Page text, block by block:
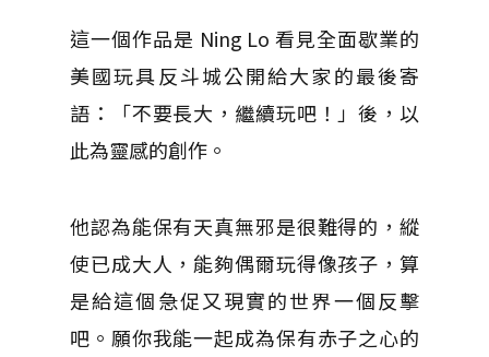
這一個作品是 Ning Lo 看見全面歇業的
美國玩具反斗城公開給大家的最後寄
語：「不要長大，繼續玩吧！」後，以
此為靈感的創作。
他認為能保有天真無邪是很難得的，縱
使已成大人，能夠偶爾玩得像孩子，算
是給這個急促又現實的世界一個反擊
吧。願你我能一起成為保有赤子之心的